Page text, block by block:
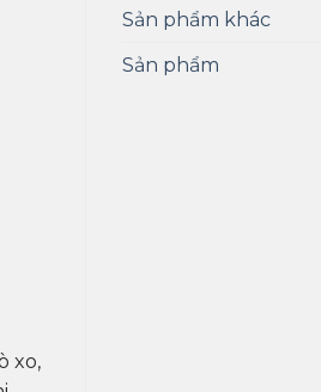
xo,
Sản phẩm khác
Sản phẩm